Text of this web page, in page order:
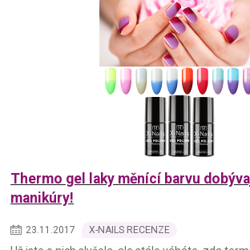
Thermo gel laky měnící barvu
manikúry!
23 11 2017 X-NAILS RECENZE